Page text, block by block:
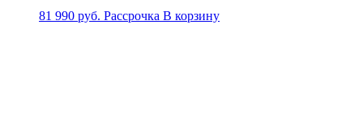
81 990 руб. Рассрочка В корзину